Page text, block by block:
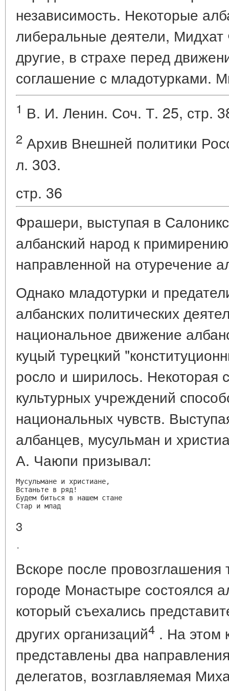
независимость. Некоторые
либеральные деятели,
другие, в страхе перед
соглашение с младотурками.
1 В. И. Ленин. Соч. Т. 25, стр.
2 Архив Внешней политики
л. 303.
стр. 36
Фрашери, выступая в
албанский народ к
направленной на отуречение
Однако младотурки и
албанских политических
национальное движение
куцый турецкий
росло и ширилось. Некоторая
культурных учреждений
национальных чувств.
албанцев, мусульман и
А. Чаюпи призывал:
Мусульмане и христиане,
Встаньте в ряд!
Будем биться в нашем стане
Стар и млад
3
Вскоре после провозглашения
городе Монастыре состоялся
который съехались
других организаций4 . На этом
представлены два
делегатов, возглавляемая